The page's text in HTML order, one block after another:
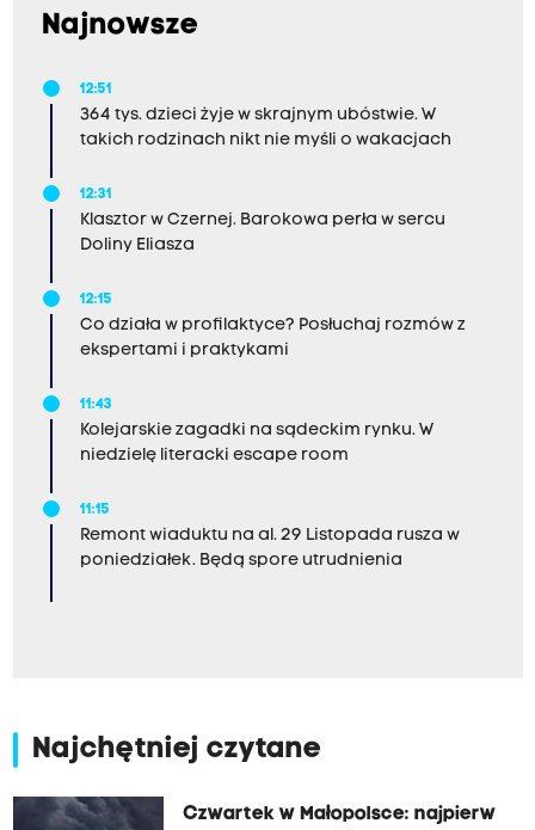
Najnowsze
12:51
364 tys. dzieci żyje w skrajnym ubóstwie. W
takich rodzinach nikt nie myśli o wakacjach
12:31
Klasztor w Czernej. Barokowa perła w sercu
Doliny Eliasza
12:15
Co działa w profilaktyce? Posłuchaj rozmów z
ekspertami i praktykami
11:43
Kolejarskie zagadki na sądeckim rynku. W
niedzielę literacki escape room
11:15
Remont wiaduktu na al. 29 Listopada rusza w
poniedziałek. Będą spore utrudnienia
Najchętniej czytane
Czwartek w Małopolsce: najpierw